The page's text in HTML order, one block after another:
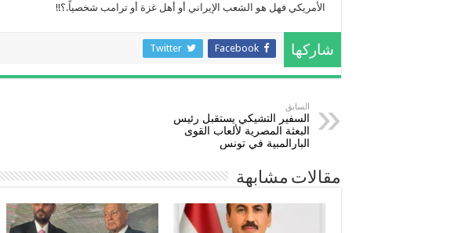
الأمريكي فهل هو الشعب الإيراني أو أهل غزة أو ترامب شخصياً.؟!!
شاركها Facebook
Twitter
السابق
السفير التشيكي يستقبل رئيس
البعثة المصرية لألعاب القوى
البارالمبية في تونس
مقالات مشابهة